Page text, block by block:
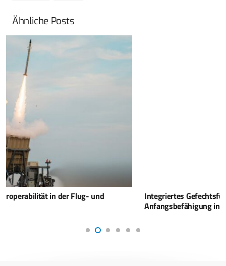
Ähnliche Posts
Integriertes Gefechtsführungssystem erlangt